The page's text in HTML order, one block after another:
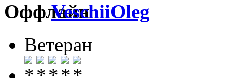
VeschiiOleg
Ветеран